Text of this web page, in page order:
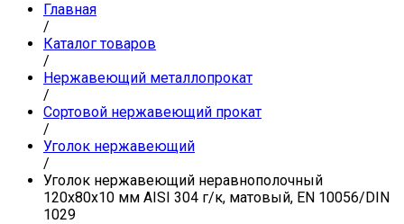
Главная
/
Каталог товаров
/
Нержавеющий металлопрокат
/
Сортовой нержавеющий прокат
/
Уголок нержавеющий
/
Уголок нержавеющий неравнополочный
120х80х10 мм AISI 304 г/к, матовый, EN 10056/DIN
1029